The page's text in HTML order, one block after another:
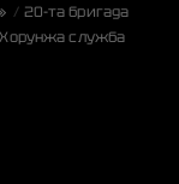
20-та бригада
Хорунжа служба